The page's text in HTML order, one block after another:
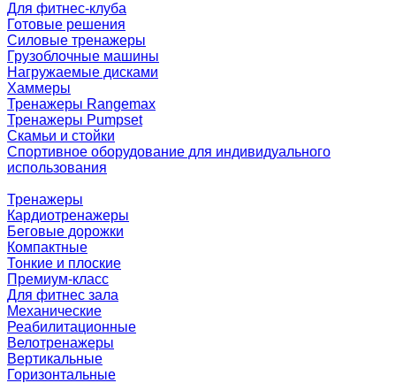
Для фитнес-клуба
Готовые решения
Силовые тренажеры
Грузоблочные машины
Нагружаемые дисками
Хаммеры
Тренажеры Rangemax
Тренажеры Pumpset
Скамьи и стойки
Спортивное оборудование для индивидуального
использования
Тренажеры
Кардиотренажеры
Беговые дорожки
Компактные
Тонкие и плоские
Премиум-класс
Для фитнес зала
Механические
Реабилитационные
Велотренажеры
Вертикальные
Горизонтальные